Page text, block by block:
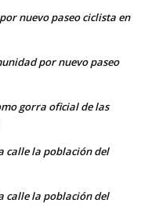
nuevo paseo ciclista en
por nuevo paseo
gorra oficial de las
calle la población del
calle la población del